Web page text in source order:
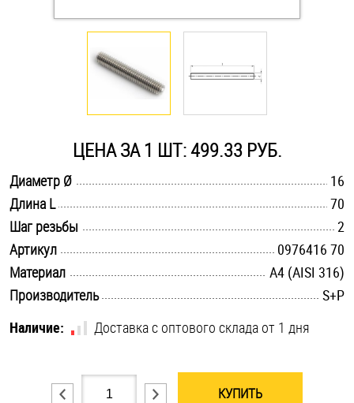
Оснастка и аксессуары для яхт
Стопорные кольца
Такелаж
Хомуты
Шплинты
ЦЕНА ЗА 1 ШТ: 499.33 РУБ.
Диаметр Ø
16
Длина L
70
Шаг резьбы
2
Артикул
0976416 70
Материал
A4 (AISI 316)
Производитель
S+P
Наличие:
Доставка с оптового склада от 1 дня
КУПИТЬ